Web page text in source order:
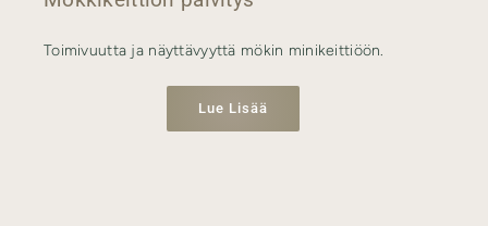
Toimivuutta ja näyttävyyttä mökin minikeittiöön.
Lue Lisää